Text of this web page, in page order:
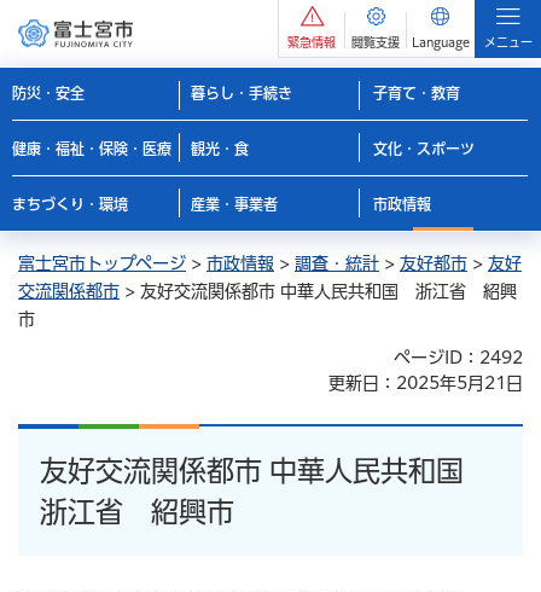
緊急情報 閲覧支援 Language メニュー
防災・安全 暮らし・手続き 子育て・教育
健康・福祉・保険・医療 観光・食 文化・スポーツ
まちづくり・環境 産業・事業者 市政情報
富士宮市トップページ > 市政情報 > 調査・統計 > 友好都市 > 友好
交流関係都市 > 友好交流関係都市 中華人民共和国 浙江省 紹興
市
ページID：2492
更新日：2025年5月21日
友好交流関係都市 中華人民共和国
浙江省 紹興市